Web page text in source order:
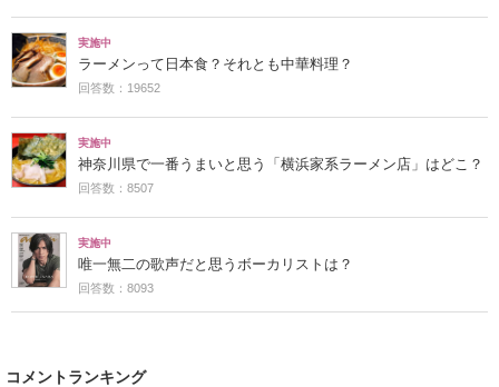
実施中
ラーメンって日本食？それとも中華料理？
回答数：19652
実施中
神奈川県で一番うまいと思う「横浜家系ラーメン店」はどこ？
回答数：8507
実施中
唯一無二の歌声だと思うボーカリストは？
回答数：8093
コメントランキング